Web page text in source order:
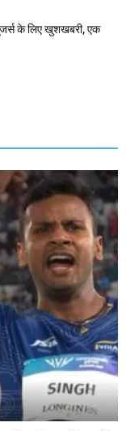
के लिए खुशखबरी, एक